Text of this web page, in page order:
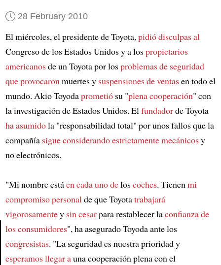
Article
28 February 2010
El miércoles, el presidente de Toyota,pidió disculpas al
Congreso de los Estados Unidos y a lospropietarios
americanosde un Toyota por losproblemas de seguridad
que provocaronmuertes y suspensiones de ventasen todo el
mundo. Akio Toyodaprometiósu "plena cooperación" con
la investigación de Estados Unidos. Elfundadorde Toyota
ha asumidola "responsabilidad total" por unos fallos que la
compañía sigue considerandoestrictamente mecánicosy
no electrónicos.
"Mi nombre estáen cada uno deloscoches. Tienenmi
compromiso personalde que Toyotatrabajará
vigorosamentey sin cesarpara restablecer laconfianza de
los consumidores", ha asegurado Toyoda ante los
congresistas. "La seguridad es nuestra prioridad y
esperamos llegar auna cooperación plena con el